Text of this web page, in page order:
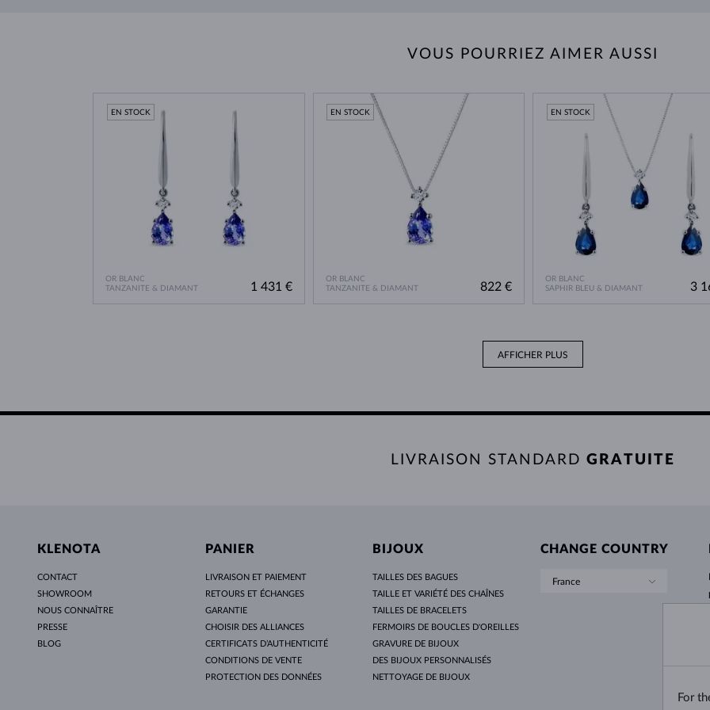
VOUS POURRIEZ AIMER AUSSI
OR BLANC
TANZANITE & DIAMANT
EN STOCK
1 431 €
OR BLANC
TANZANITE & DIAMANT
EN STOCK
822 €
OR BLANC
SAPHIR BLEU & DIAMANT
EN STOCK
3
AFFICHER PLUS
LIVRAISON STANDARD GRATUITE
KLENOTA
CONTACT
SHOWROOM
NOUS CONNAÎTRE
PRESSE
BLOG
PANIER
LIVRAISON ET PAIEMENT
RETOURS ET ÉCHANGES
GARANTIE
CHOISIR DES ALLIANCES
CERTIFICATS D’AUTHENTICITÉ
CONDITIONS DE VENTE
PROTECTION DES DONNÉES
BIJOUX
TAILLES DES BAGUES
TAILLE ET VARIÉTÉ DES CHAÎNES
TAILLES DE BRACELETS
FERMOIRS DE BOUCLES D'OREILLES
GRAVURE DE BIJOUX
DES BIJOUX PERSONNALISÉS
NETTOYAGE DE BIJOUX
CHANGE COUNTRY
France
For